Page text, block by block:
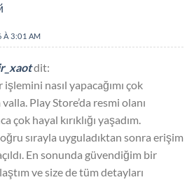
À 3:01 AM
dit:
nasıl yapacağımı çok
Play Store’da resmi olanı
çok hayal kırıklığı yaşadım.
sırayla uyguladıktan sonra erişim
En sonunda güvendiğim bir
ve size de tüm detayları